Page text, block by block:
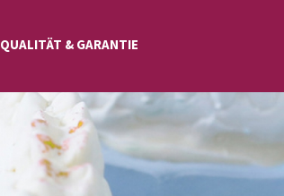
QUALITÄT & GARANTIE